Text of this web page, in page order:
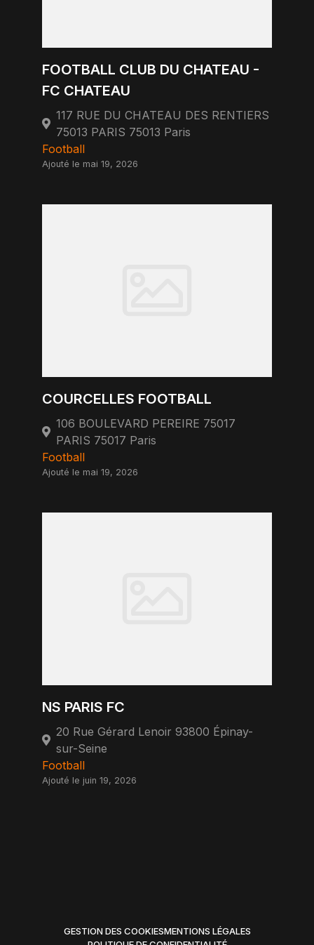
FOOTBALL CLUB DU CHATEAU -
FC CHATEAU
117 RUE DU CHATEAU DES RENTIERS
75013 PARIS 75013 Paris
Football
Ajouté le mai 19, 2026
COURCELLES FOOTBALL
106 BOULEVARD PEREIRE 75017
PARIS 75017 Paris
Football
Ajouté le mai 19, 2026
NS PARIS FC
20 Rue Gérard Lenoir 93800 Épinay-
sur-Seine
Football
Ajouté le juin 19, 2026
GESTION DES COOKIESMENTIONS LÉGALES